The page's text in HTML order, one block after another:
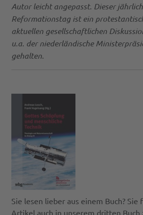
Autor leicht angepasst. Dieser
Reformationstag ist ein
aktuellen gesellschaftlichen
u.a. der niederländische
gehalten.
Sie lesen lieber aus einem Buch? Sie
Artikel auch in unserem dritten Buch